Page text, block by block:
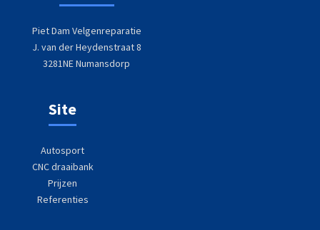
Piet Dam Velgenreparatie
J. van der Heydenstraat 8
3281NE Numansdorp
Site
Autosport
CNC draaibank
Prijzen
Referenties